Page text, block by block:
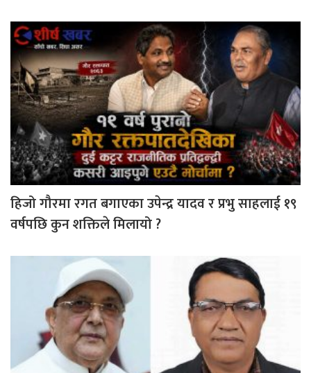
हिजो गौरमा रगत बगाएका उपेन्द्र यादव र प्रभु साहलाई १९
वर्षपछि कुन शक्तिले मिलायो ?